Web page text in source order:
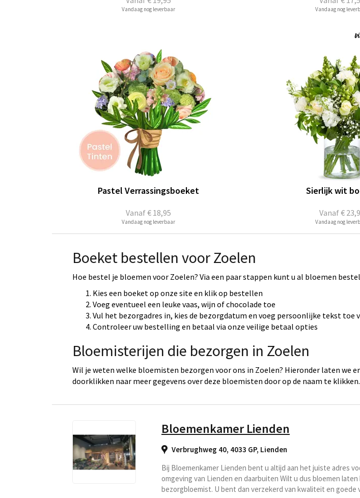
Vandaag nog leverbaar Vandaag nog
Vanaf€ 18,95
Pastel Verrassingsboeket
Vandaag nog leverbaar
Vanaf€
Sierlijk wit
Vandaag nog
Boeket bestellen voor Zoelen
Hoe bestel je bloemen voor Zoelen? Via een paar stappen kunt u al bloemen
Kies een boeket op onze site en klik op bestellen
Voeg eventueel een leuke vaas, wijn of chocolade toe
Vul het bezorgadres in, kies de bezorgdatum en voeg persoonlijke tekst toe
Controleer uw bestelling en betaal via onze veilige betaal opties
Bloemisterijen die bezorgen in Zoelen
Wil je weten welke bloemisten bezorgen voor ons in Zoelen? Hieronder laten we
doorklikken naar meer gegevens over deze bloemisten door op de naam te klikken.
Bloemenkamer Lienden
Verbrughweg 40, 4033 GP, Lienden
Bij Bloemenkamer Lienden bent u altijd aan het juiste adres
omgeving van Lienden en daarbuiten Wilt u dus bloemen
bezorgbloemist. U bent dan verzekerd van kwaliteit en goede